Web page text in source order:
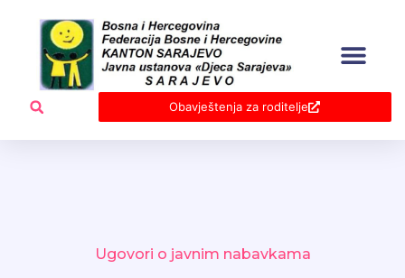
content
Obavještenja za roditelje
Ugovori o javnim nabavkama